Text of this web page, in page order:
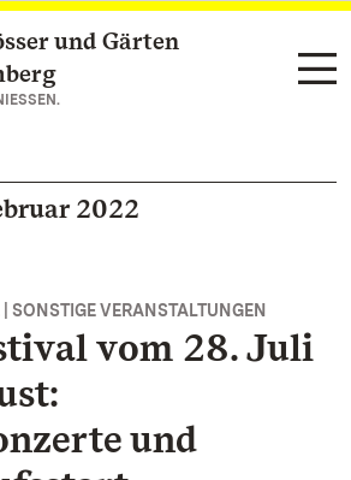
springenund Gärten
2022
SONSTIGE VERANSTALTUNGEN
vom 28. Juli
und